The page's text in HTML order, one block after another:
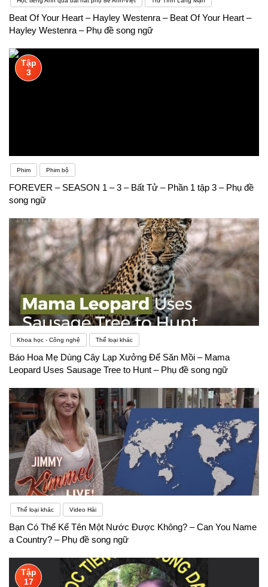
Beat Of Your Heart – Hayley Westenra – Beat Of Your Heart –
Hayley Westenra – Phụ đề song ngữ
Tập
3
Phim Phim bộ
FOREVER – SEASON 1 – 3 – Bất Tử – Phần 1 tập 3 – Phụ đề
song ngữ
Khoa học - Công nghệ Thể loại khác
Báo Hoa Mẹ Dùng Cây Lạp Xưởng Để Săn Mồi – Mama
Leopard Uses Sausage Tree to Hunt – Phụ đề song ngữ
Thể loại khác Video Hài
Bạn Có Thể Kể Tên Một Nước Được Không? – Can You Name
a Country? – Phụ đề song ngữ
Tập
17